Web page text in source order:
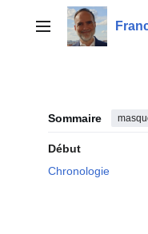
contenuMenu principal
Sommaire
Début
Chronologie